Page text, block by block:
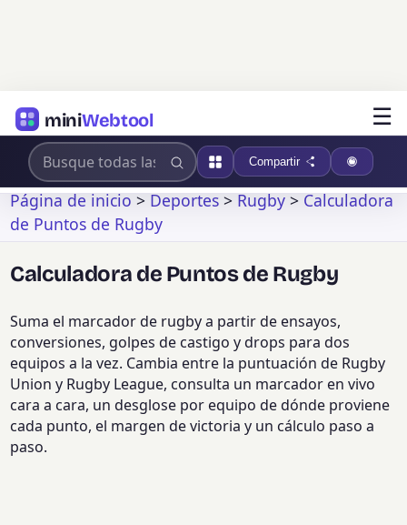
miniWebtool ☰
Compartir
Página de inicio>Deportes>Rugby>Calculadora
de Puntos de Rugby
Calculadora de Puntos de Rugby
Suma el marcador de rugby a partir de ensayos,
conversiones, golpes de castigo y drops para dos
equipos a la vez. Cambia entre la puntuación de Rugby
Union y Rugby League, consulta un marcador en vivo
cara a cara, un desglose por equipo de dónde proviene
cada punto, el margen de victoria y un cálculo paso a
paso.